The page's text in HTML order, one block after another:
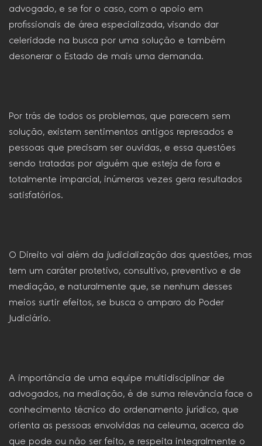
advogado, e se for o caso, com o apoio em
profissionais de área especializada, visando dar
celeridade na busca por uma solução e também
desonerar o Estado de mais uma demanda.
Por trás de todos os problemas, que parecem sem
solução, existem sentimentos antigos represados e
pessoas que precisam ser ouvidas, e essa questões
sendo tratadas por alguém que esteja de fora e
totalmente imparcial, inúmeras vezes gera resultados
satisfatórios.
O Direito vai além da judicialização das questões, mas
tem um caráter protetivo, consultivo, preventivo e de
mediação, e naturalmente que, se nenhum desses
meios surtir efeitos, se busca o amparo do Poder
Judiciário.
A importância de uma equipe multidisciplinar de
advogados, na mediação, é de suma relevância face o
conhecimento técnico do ordenamento jurídico, que
orienta as pessoas envolvidas na celeuma, acerca do
que pode ou não ser feito, e respeita integralmente o